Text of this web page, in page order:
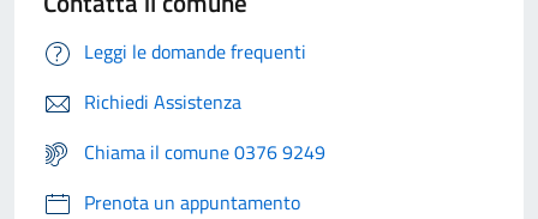
Leggi le domande frequenti
Richiedi Assistenza
Chiama il comune 0376 9249
Prenota un appuntamento